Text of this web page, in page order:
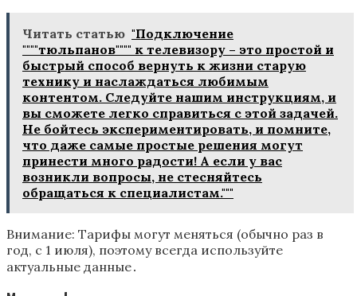
Читать статью "Подключение
""""тюльпанов"""" к телевизору – это простой и
быстрый способ вернуть к жизни старую
технику и наслаждаться любимым
контентом. Следуйте нашим инструкциям‚ и
вы сможете легко справиться с этой задачей.
Не бойтесь экспериментировать‚ и помните‚
что даже самые простые решения могут
принести много радости! А если у вас
возникли вопросы‚ не стесняйтесь
обращаться к специалистам."""
Внимание: Тарифы могут меняться (обычно раз в
год‚ с 1 июля)‚ поэтому всегда используйте
актуальные данные․